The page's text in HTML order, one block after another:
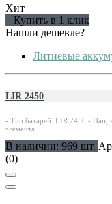
Хит
Купить в 1 клик
Нашли дешевле?
Литиевые
LIR 2450
- Тип батарей: LIR 2450 -
элемента:..
В наличии: 969 шт.
(0)